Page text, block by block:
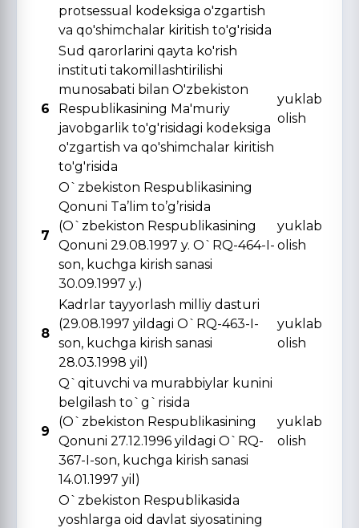
protsessual kodeksiga o'zgartish
va qo'shimchalar kiritish to'g'risida
6
Sud qarorlarini qayta ko'rish
instituti takomillashtirilishi
munosabati bilan O'zbekiston
Respublikasining Ma'muriy
javobgarlik to'g'risidagi kodeksiga
o'zgartish va qo'shimchalar kiritish
to'g'risida
yuklab
olish
7
O`zbekiston Respublikasining
Qonuni Ta’lim to’g’risida
(O`zbekiston Respublikasining
Qonuni 29.08.1997 y. O`RQ-464-I-
son, kuchga kirish sanasi
30.09.1997 y.)
yuklab
olish
8
Kadrlar tayyorlash milliy dasturi
(29.08.1997 yildagi O`RQ-463-I-
son, kuchga kirish sanasi
28.03.1998 yil)
yuklab
olish
9
Q`qituvchi va murabbiylar kunini
belgilash to`g`risida
(O`zbekiston Respublikasining
Qonuni 27.12.1996 yildagi O`RQ-
367-I-son, kuchga kirish sanasi
14.01.1997 yil)
yuklab
olish
O`zbekiston Respublikasida
yoshlarga oid davlat siyosatining